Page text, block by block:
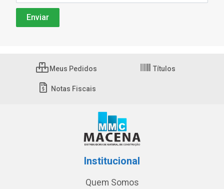
Meus Pedidos Títulos
Notas Fiscais
Institucional
Quem Somos